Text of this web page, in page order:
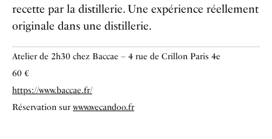
recette par la distillerie. Une expérience réellement
originale dans une distillerie.
Atelier de 2h30 chez Baccae – 4 rue de Crillon Paris 4e
60 €
https://www.baccae.fr/
Réservation surwww.wecandoo.fr